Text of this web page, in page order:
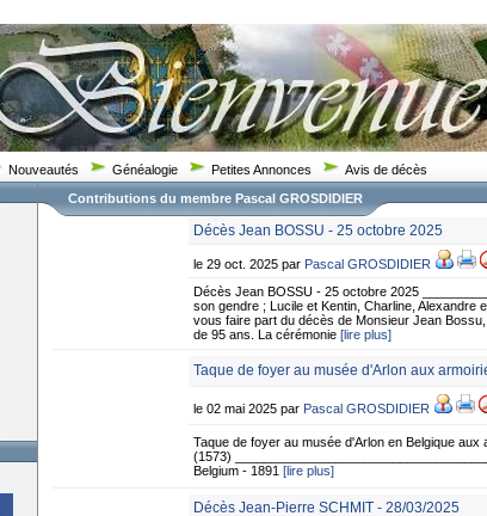
Nouveautés Généalogie Petites Annonces Avis de décès
Contributions du membre Pascal GROSDIDIER
Décès Jean BOSSU - 25 octobre 2025
le 29 oct. 2025 par Pascal GROSDIDIER
Décès Jean BOSSU - 25 octobre 2025
son gendre ; Lucile et Kentin, Charline,
vous faire part du décès de Monsieur Jean
de 95 ans. La cérémonie [lire plus]
Taque de foyer au musée d'Arlon aux
le 02 mai 2025 par Pascal GROSDIDIER
Taque de foyer au musée d'Arlon en Belgique
(1573)
Belgium - 1891 [lire plus]
Décès Jean-Pierre SCHMIT - 28/03/2025